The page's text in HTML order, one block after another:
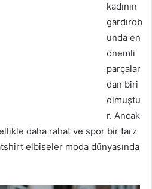
kadının
gardırob
unda en
önemli
parçalar
dan biri
olmuştu
r. Ancak
daha rahat ve spor bir tarz
elbiseler moda dünyasında